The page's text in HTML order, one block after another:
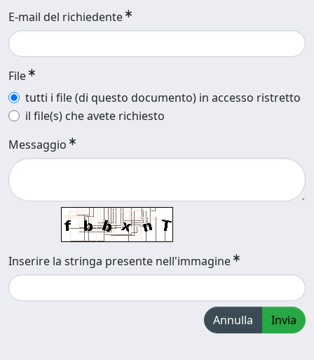
E-mail del richiedente
File
tutti i file (di questo documento) in accesso ristretto
il file(s) che avete richiesto
Messaggio
Inserire la stringa presente nell'immagine
Annulla Invia